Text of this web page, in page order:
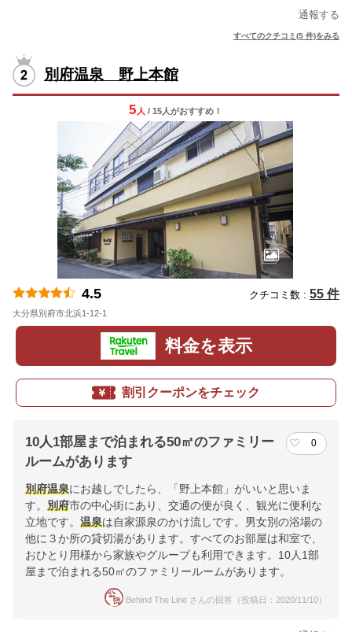
通報する
すべてのクチコミ(5 件)をみる
別府温泉 野上本館
5 人 / 15人がおすすめ！
4.5 クチコミ数 : 55 件
大分県別府市北浜1-12-1
料金を表示
割引クーポンをチェック
10人1部屋まで泊まれる50㎡のファミリー
ルームがあります
0
別府温泉にお越しでしたら、「野上本館」がいいと思いま
す。 別府市の中心街にあり、交通の便が良く、観光に便利な
立地です。 温泉は自家源泉のかけ流しです。男女別の浴場の
他に３か所の貸切湯があります。すべてのお部屋は和室で、
おひとり用様から家族やグループも利用できます。10人1部
屋まで泊まれる50㎡のファミリールームがあります。
Behind The Line さんの回答（投稿日：2020/11/10）